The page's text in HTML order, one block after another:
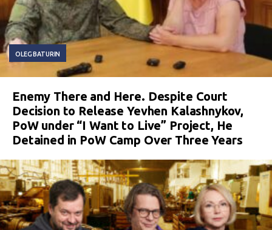
OLEG BATURIN
Enemy There and Here. Despite Court
Decision to Release Yevhen Kalashnykov,
PoW under “I Want to Live” Project, He
Detained in PoW Camp Over Three Years